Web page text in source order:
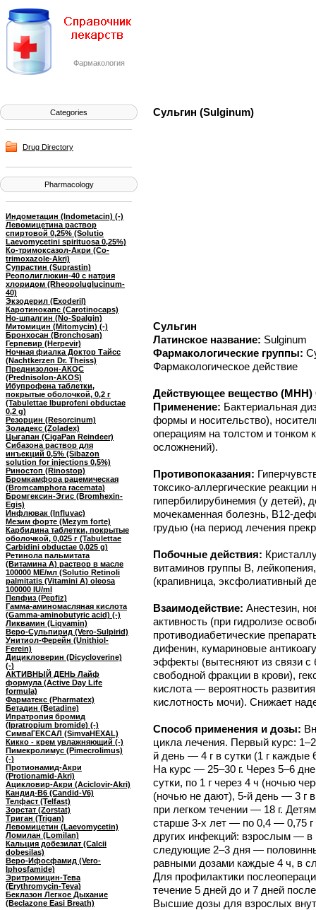
Фармакология
Categories
Drug Directory
Pharmacology
Индометацин (Indometacin) (-)
Левомицетина раствор
спиртовой 0,25% (Solutio
Laevomycetini spirituosa 0,25%)
Ко-тримоксазол-Акри (Co-
trimoxazole-Akri)
Супрастин (Suprastin)
Реополиглюкин-40 с натрия
хлоридом (Rheopoluglucinum-
40)
Экзодерил (Exoderil)
Каротинокапс (Carotinocaps)
Но-шпалгин (No-Spalgin)
Митомицин (Mitomycin) (-)
Бронхосан (Bronchosan)
Герпевир (Herpevir)
Ночная фиалка Доктор Тайсс
(Nachtkerzen Dr. Theiss)
Преднизолон-АКОС
(Prednisolon-AKOS)
Ибупрофена таблетки,
покрытые оболочкой, 0,2 г
(Tabulettae Ibuprofeni obductae
0,2 g)
Резорцин (Resorcinum)
Золадекс (Zoladex)
Цыгапан (CigaPan Reindeer)
Сибазона раствор для
инъекций 0,5% (Sibazon
solution for injections 0,5%)
Риностоп (Rinostop)
Бромкамфора рацемическая
(Bromcamphora racemata)
Бромгексин-Эгис (Bromhexin-
Egis)
Инфлювак (Influvac)
Мезим форте (Mezym forte)
Карбидина таблетки, покрытые
оболочкой, 0,025 г (Tabulettae
Carbidini obductae 0,025 g)
Ретинола пальмитата
(Витамина A) раствор в масле
100000 МЕ/мл (Solutio Retinoli
palmitatis (Vitamini A) oleosa
100000 IU/ml
Пепфиз (Pepfiz)
Гамма-аминомасляная кислота
(Gamma-aminobutyric acid) (-)
Ликвамин (Liqvamin)
Веро-Сульпирид (Vero-Sulpirid)
Унитиол-Ферейн (Unithiol-
Ferein)
Дицикловерин (Dicycloverine)
(-)
АКТИВНЫЙ ДЕНЬ Лайф
формула (Active Day Life
formula)
Фарматекс (Pharmatex)
Бетадин (Betadine)
Ипратропия бромид
(Ipratropium bromide) (-)
СимваГЕКСАЛ (SimvaHEXAL)
Кикко - крем увлажняющий (-)
Пимекролимус (Pimecrolimus)
(-)
Протионамид-Акри
(Protionamid-Akri)
Ацикловир-Акри (Aciclovir-Akri)
Кандид-В6 (Candid-V6)
Телфаст (Telfast)
Зорстат (Zorstat)
Триган (Trigan)
Левомицетин (Laevomycetin)
Ломилан (Lomilan)
Кальция добезилат (Calcii
dobesilas)
Веро-Ифосфамид (Vero-
Iphosfamide)
Эритромицин-Тева
(Erythromycin-Teva)
Беклазон Легкое Дыхание
(Beclazone Easi Breath)
Сульгин (Sulginum)
Сульгин
Латинское название: Sulginum
Фармакологические группы:
Фармакологическое действие
Действующее вещество (МНН)
Применение: Бактериальная
формы и носительство),
операциям на толстом и тонком
осложнений).
Противопоказания:
токсико-аллергические
гипербилирубинемия (у детей),
мочекаменная болезнь, B12-
грудью (на период лечения
Побочные действия:
витаминов группы B,
(крапивница, эксфолиативный
Взаимодействие: Анестезин,
активность (при гидролизе
противодиабетические
дифенин, кумариновые
эффекты (вытесняют из связи
свободной фракции в крови),
кислота — вероятность
кислотность мочи). Снижает
Способ применения и дозы:
цикла лечения. Первый курс:
й день — 4 г в сутки (1 г каждые
На курс — 25–30 г. Через 5–6
сутки, по 1 г через 4 ч (ночью
(ночью не дают), 5-й день — 3 г
при легком течении — 18 г.
старше 3-х лет — по 0,4 — 0,75 г
других инфекций: взрослым — в
следующие 2–3 дня —
равными дозами каждые 4 ч, в
Для профилактики
течение 5 дней до и 7 дней
Высшие дозы для взрослых